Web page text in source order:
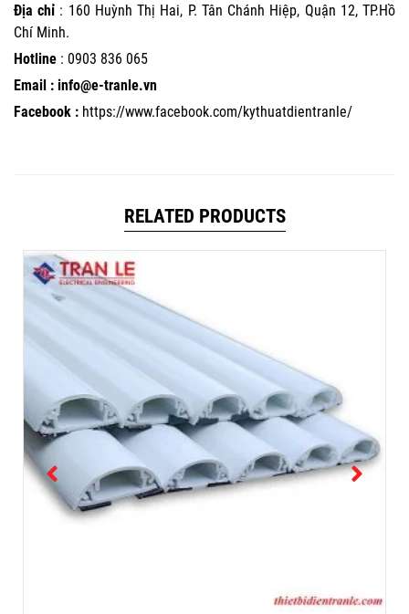
Địa chỉ : 160 Huỳnh Thị Hai, P. Tân Chánh Hiệp, Quận 12, TP.Hồ
Chí Minh.
Hotline : 0903 836 065
Email : info@e-tranle.vn
Facebook : https://www.facebook.com/kythuatdientranle/
RELATED PRODUCTS